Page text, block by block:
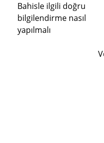
Bahisle ilgili doğru
bilgilendirme nasıl
yapılmalı